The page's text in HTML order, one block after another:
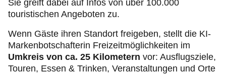
Sie greift dabei auf Infos von über 100.000
touristischen Angeboten zu.
Wenn Gäste ihren Standort freigeben, stellt die KI-
Markenbotschafterin Freizeitmöglichkeiten im
Umkreis von ca. 25 Kilometern vor: Ausflugsziele,
Touren, Essen & Trinken, Veranstaltungen und Orte